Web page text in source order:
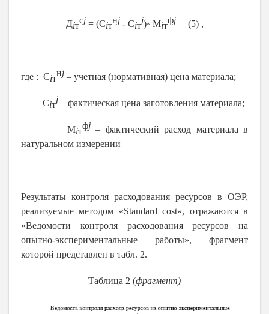
Дiт
сj= (Сiт
нj- Сiт
j)* Мiт
фj(5) ,
где : Сiт
нj – учетная (нормативная) цена материала;
Сiт
j – фактическая цена заготовления материала;
Мiт
фj– фактический расход материала в
натуральном измерении
Результаты контроля расходования ресурсов в ОЭР,
реализуемые методом «Standard cost», отражаются в
«Ведомости контроля расходования ресурсов на
опытно-экспериментальные работы», фрагмент
которой представлен в табл. 2.
Таблица 2 (фрагмент)